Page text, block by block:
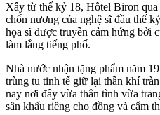
Xây từ thế kỷ 18, Hôtel Biron
chốn nương của nghệ sĩ đầu thế
họa sĩ được truyền cảm hứng bởi
làm lắng tiếng phố.
Nhà nước nhận tặng phẩm năm
trùng tu tinh tế giữ lại thần khí
nay nơi đây vừa thân tình vừa
sân khấu riêng cho đồng và cẩm